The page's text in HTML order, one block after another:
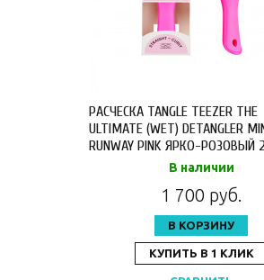
РАСЧЕСКА TANGLE TEEZER THE
ULTIMATE (WET) DETANGLER
RUNWAY PINK ЯРКО-РОЗОВЫЙ
В наличии
1 700 руб.
В КОРЗИНУ
КУПИТЬ В 1 КЛИК